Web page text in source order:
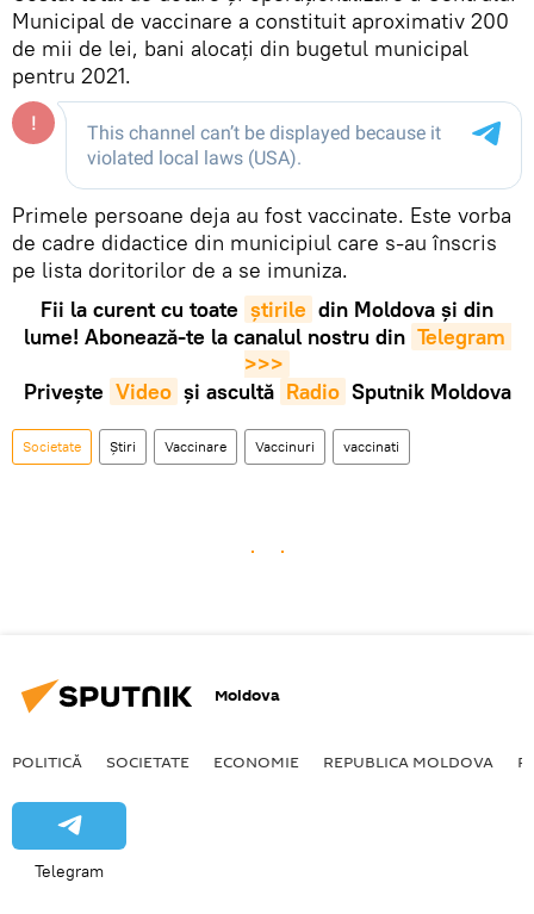
Municipal de vaccinare a constituit aproximativ 200
de mii de lei, bani alocați din bugetul municipal
pentru 2021.
Primele persoane deja au fost vaccinate. Este vorba
de cadre didactice din municipiul care s-au înscris
pe lista doritorilor de a se imuniza.
Fii la curent cu toate știrile din Moldova și din
lume! Abonează-te la canalul nostru din Telegram
>>>
Privește Video și ascultă Radio Sputnik Moldova
Societate Știri Vaccinare Vaccinuri vaccinati
Moldova
POLITICĂ SOCIETATE ECONOMIE REPUBLICA MOLDOVA
Telegram